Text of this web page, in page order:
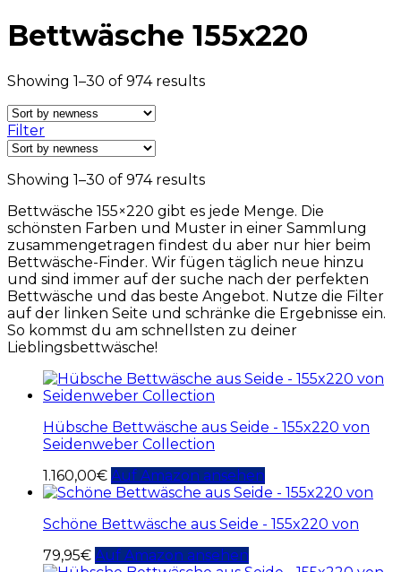
Bettwäsche 155x220
Showing 1–30 of 974 results
Filter
Showing 1–30 of 974 results
Bettwäsche 155×220 gibt es jede Menge. Die
schönsten Farben und Muster in einer Sammlung
zusammengetragen findest du aber nur hier beim
Bettwäsche-Finder. Wir fügen täglich neue hinzu
und sind immer auf der suche nach der perfekten
Bettwäsche und das beste Angebot. Nutze die Filter
auf der linken Seite und schränke die Ergebnisse ein.
So kommst du am schnellsten zu deiner
Lieblingsbettwäsche!
Hübsche Bettwäsche aus Seide - 155x220 von
Seidenweber Collection
1.160,00€ Auf Amazon ansehen
Schöne Bettwäsche aus Seide - 155x220 von
79,95€ Auf Amazon ansehen